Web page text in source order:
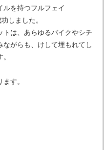
ルを持つフルフェイ
しました。
は、あらゆるバイクやシチ
ながらも、けして埋もれてし
す。